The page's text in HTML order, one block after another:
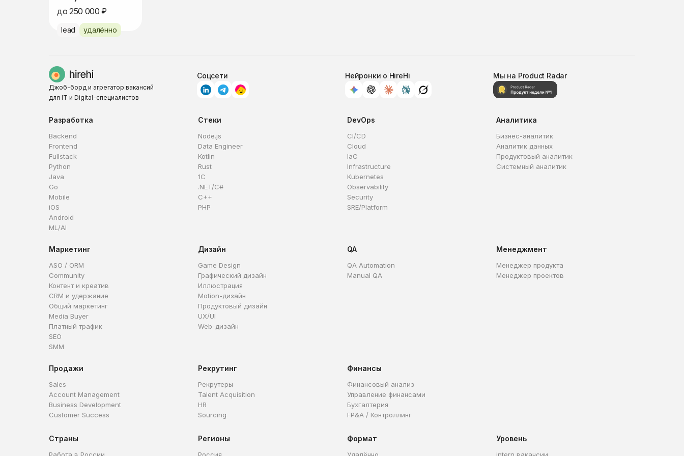
до 250 000 ₽
lead удалённо
Джоб-борд и агрегатор вакансий
для IT и Digital-специалистов
Соцсети Нейронки о HireHi Мы на Product Radar
Разработка
Backend
Frontend
Fullstack
Python
Java
Go
Mobile
iOS
Android
ML/AI
Стеки
Node.js
Data Engineer
Kotlin
Rust
1C
.NET/C#
C++
PHP
DevOps
CI/CD
Cloud
IaC
Infrastructure
Kubernetes
Observability
Security
SRE/Platform
Аналитика
Бизнес-аналитик
Аналитик данных
Продуктовый аналитик
Системный аналитик
Маркетинг
ASO / ORM
Community
Контент и креатив
CRM и удержание
Общий маркетинг
Media Buyer
Платный трафик
SEO
SMM
Дизайн
Game Design
Графический дизайн
Иллюстрация
Motion-дизайн
Продуктовый дизайн
UX/UI
Web-дизайн
QA
QA Automation
Manual QA
Менеджмент
Менеджер продукта
Менеджер проектов
Продажи
Sales
Account Management
Business Development
Customer Success
Рекрутинг
Рекрутеры
Talent Acquisition
HR
Sourcing
Финансы
Финансовый анализ
Управление финансами
Бухгалтерия
FP&A / Контроллинг
Страны Регионы Формат Уровень